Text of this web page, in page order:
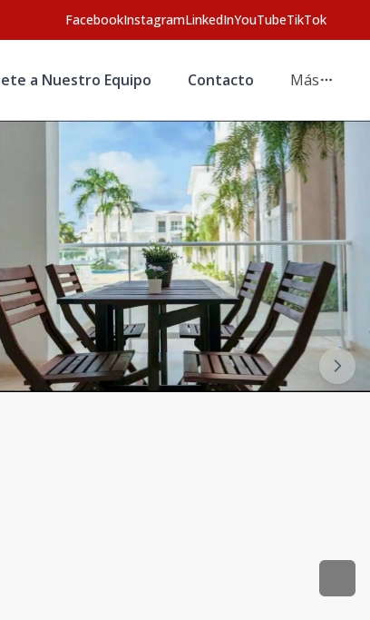
FacebookInstagramLinkedInYouTubeTikTok
a Nuestro Equipo Contacto Más